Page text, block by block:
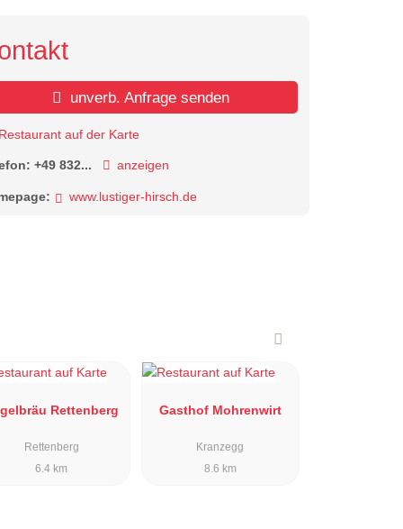
unverb. Anfrage senden
Restaurant auf der Karte
+49 832... anzeigen
www.lustiger-hirsch.de
Rettenberg
Rettenberg
6.4 km
Gasthof Mohrenwirt
Kranzegg
8.6 km